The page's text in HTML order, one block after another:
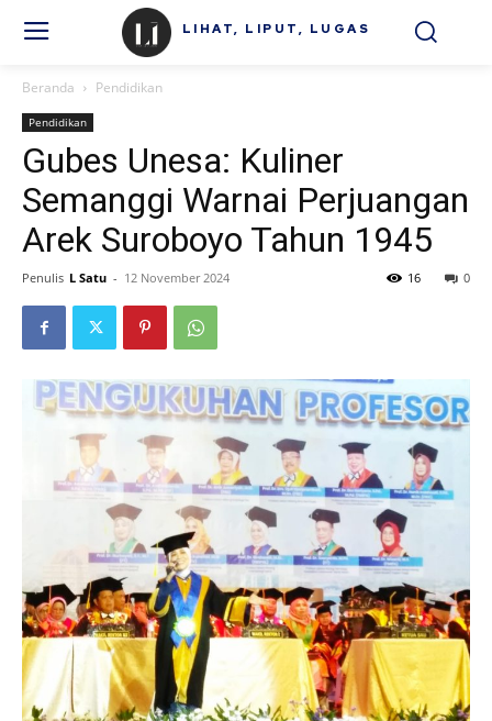
LIHAT, LIPUT, LUGAS
Beranda Pendidikan
Pendidikan
Gubes Unesa: Kuliner
Semanggi Warnai Perjuangan
Arek Suroboyo Tahun 1945
Penulis L Satu - 12 November 2024 0
16